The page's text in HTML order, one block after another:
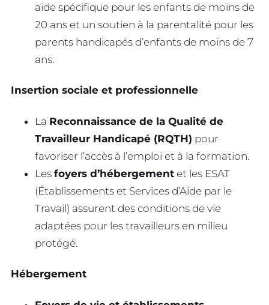
aide spécifique pour les enfants de moins de
20 ans et un soutien à la parentalité pour les
parents handicapés d’enfants de moins de 7
ans.
Insertion sociale et professionnelle
La Reconnaissance de la Qualité de
Travailleur Handicapé (RQTH) pour
favoriser l’accès à l’emploi et à la formation.
Les foyers d’hébergement et les ESAT
(Établissements et Services d’Aide par le
Travail) assurent des conditions de vie
adaptées pour les travailleurs en milieu
protégé.
Hébergement